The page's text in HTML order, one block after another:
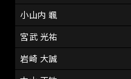
小山内 颯
宮武 光祐
岩崎 大誠